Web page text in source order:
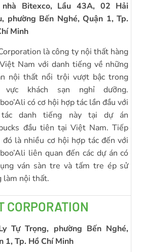
nhà Bitexco, Lầu 43A, 02 Hải
phường Bến Nghé, Quận 1, Tp.
Minh
là công ty nội thất hàng
Nam với danh tiếng về những
nội thất nổi trội vượt bậc trong
vực khách sạn nghỉ dưỡng.
có cơ hội hợp tác lần đầu với
danh tiếng này tại dự án
đầu tiên tại Việt Nam. Tiếp
đó là nhiều cơ hội hợp tác đến với
liên quan đến các dự án có
ván sàn tre và tấm tre ép sử
làm nội thất.
CORPORATION
Tự Trọng, phường Bến Nghé,
1, Tp. Hồ Chí Minh